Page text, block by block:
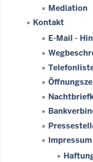
Mediation
Kontakt
E-Mail -
Impressum